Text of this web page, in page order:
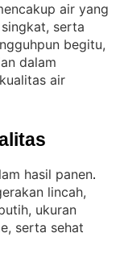
air yang
serta
begitu,
dalam
air
hasil panen
lincah,
ukuran
serta sehat